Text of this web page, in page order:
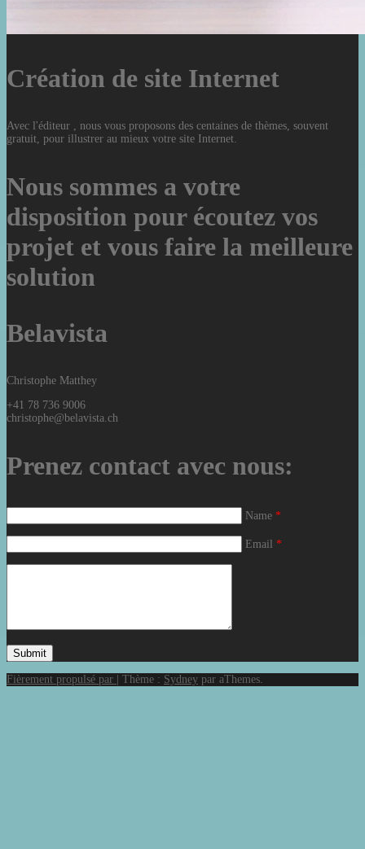
Création de site Internet
Avec l'éditeur , nous vous proposons des centaines de thèmes, souvent
gratuit, pour illustrer au mieux votre site Internet.
Nous sommes a votre
disposition pour écoutez vos
projet et vous faire la meilleure
solution
Belavista
Christophe Matthey
+41 78 736 9006
christophe@belavista.ch
Prenez contact avec nous:
Name *
Email *
Fièrement propulsé par Thème : Sydney par aThemes.